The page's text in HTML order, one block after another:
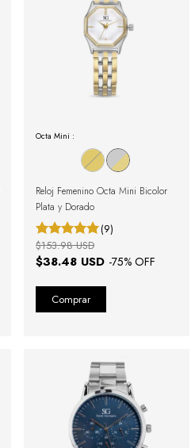
Octa Mini :
Reloj Femenino Octa Mini Bicolor
Plata y Dorado
(9)
$38.48 USD -75% OFF
$153.98 USD